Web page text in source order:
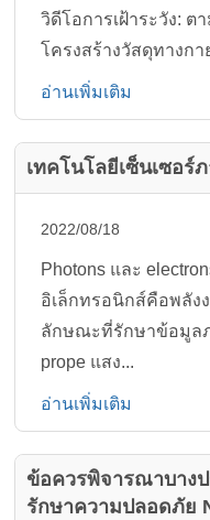
วิดีโอการเฝ้าระวัง: ต
โครงสร้างวัสดุทางก
อ่านเพิ่มเติม
เทคโนโลยีเซ็นเซอร์
2022/08/18
Photons และ
อิเล็กทรอนิกส์คือพลัง
ลักษณะที่รักษาข้อมูลภ
prope แสง...
อ่านเพิ่มเติม
ข้อควรพิจารณาบาง
รักษาความปลอดภัย